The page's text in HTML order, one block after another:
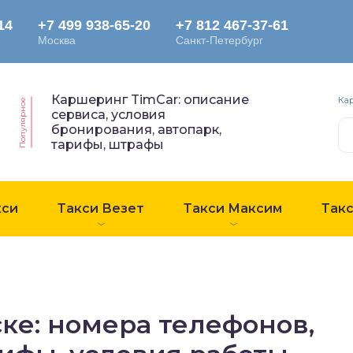
Популярное
Каршеринг TimCar: описание
сервиса, условия
бронирования, автопарк,
тарифы, штрафы
Такси Везет Такси Максим
номера телефонов,